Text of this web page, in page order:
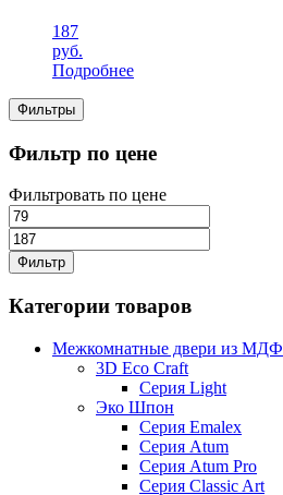
187
руб.
Подробнее
Фильтры
Фильтр по цене
Фильтровать по цене
Фильтр
Категории товаров
Межкомнатные двери из МДФ
3D Eco Craft
Серия Light
Эко Шпон
Серия Emalex
Серия Atum
Серия Atum Pro
Серия Classic Art